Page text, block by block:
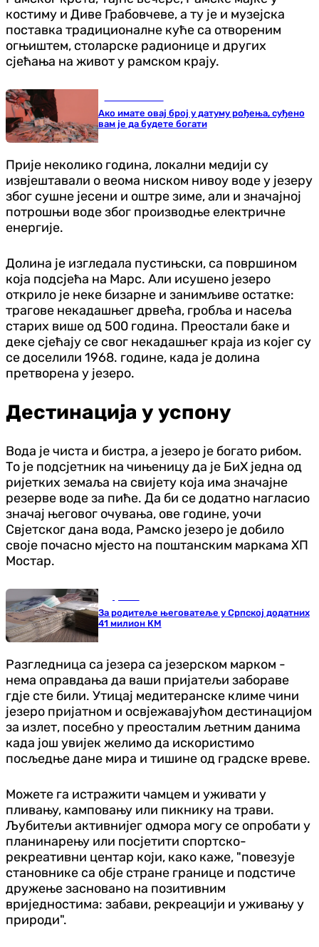
костиму и Диве Грабовчеве, а ту је и музејска
поставка традиционалне куће са отвореним
огњиштем, столарске радионице и других
сјећања на живот у рамском крају.
Ако имате овај број у датуму рођења, суђено
вам је да будете богати
Прије неколико година, локални медији су
извјештавали о веома ниском нивоу воде у језеру
због сушне јесени и оштре зиме, али и значајној
потрошњи воде због производње електричне
енергије.
Долина је изгледала пустињски, са површином
која подсјећа на Марс. Али исушено језеро
открило је неке бизарне и занимљиве остатке:
трагове некадашњег дрвећа, гробља и насеља
старих више од 500 година. Преостали баке и
деке сјећају се свог некадашњег краја из којег су
се доселили 1968. године, када је долина
претворена у језеро.
Дестинација у успону
Вода је чиста и бистра, а језеро је богато рибом.
То је подсјетник на чињеницу да је БиХ једна од
ријетких земаља на свијету која има значајне
резерве воде за пиће. Да би се додатно нагласио
значај његовог очувања, ове године, уочи
Свјетског дана вода, Рамско језеро је добило
своје почасно мјесто на поштанским маркама ХП
Мостар.
За родитеље његоватеље у Српској додатних
41 милион КМ
Разгледница са језера са језерском марком -
нема оправдања да ваши пријатељи забораве
гдје сте били. Утицај медитеранске климе чини
језеро пријатном и освјежавајућом дестинацијом
за излет, посебно у преосталим љетним данима
када још увијек желимо да искористимо
посљедње дане мира и тишине од градске вреве.
Можете га истражити чамцем и уживати у
пливању, камповању или пикнику на трави.
Љубитељи активнијег одмора могу се опробати у
планинарењу или посјетити спортско-
рекреативни центар који, како каже, "повезује
становнике са обје стране границе и подстиче
дружење засновано на позитивним
вриједностима: забави, рекреацији и уживању у
природи".